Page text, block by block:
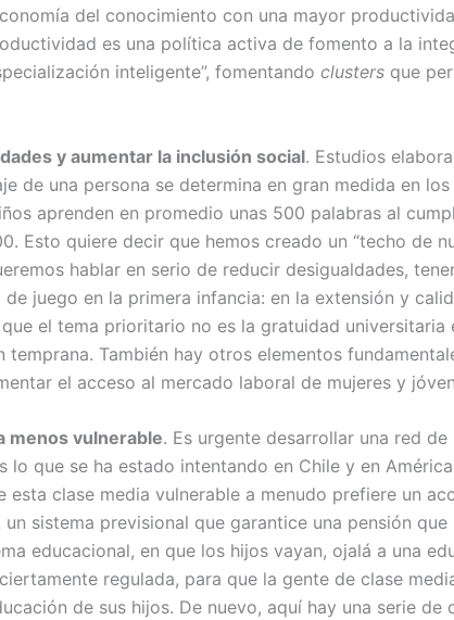
del conocimiento con una mayor
es una política activa de fomento a la
inteligente”, fomentando clusters que
y aumentar la inclusión social. Estudios
de una persona se determina en gran medida en
aprenden en promedio unas 500 palabras al
Esto quiere decir que hemos creado un “techo de
hablar en serio de reducir desigualdades,
juego en la primera infancia: en la extensión y
el tema prioritario no es la gratuidad
También hay otros elementos
el acceso al mercado laboral de mujeres y
menos vulnerable. Es urgente desarrollar una red
lo que se ha estado intentando en Chile y en
clase media vulnerable a menudo prefiere un
sistema previsional que garantice una pensión
educacional, en que los hijos vayan, ojalá a una
regulada, para que la gente de clase
de sus hijos. De nuevo, aquí hay una serie de